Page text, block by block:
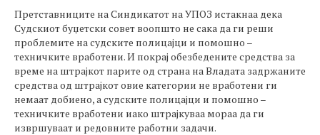
Претставниците на Синдикатот на УПОЗ истакнаа дека
Судскиот буџетски совет воопшто не сака да ги реши
проблемите на судските полицајци и помошно –
техничките вработени. И покрај обезбедените средства за
време на штрајкот парите од страна на Владата задржаните
средства од штрајкот овие категории не вработени ги
немаат добиено, а судските полицајци и помошно –
техничките вработени иако штрајкуваа мораа да ги
извршуваат и редовните работни задачи.